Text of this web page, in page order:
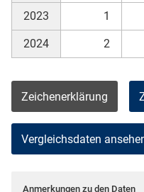
2023 1
2024 2
Zeichenerklärung
Vergleichsdaten
Anmerkungen zu den Daten